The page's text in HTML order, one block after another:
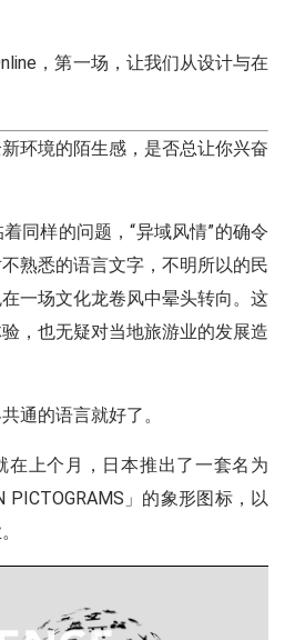
，第一场，让我们从设计与在
环境的陌生感，是否总让你兴奋
同样的问题，“异域风情”的确令
熟悉的语言文字，不明所以的民
一场文化龙卷风中晕头转向。这
，也无疑对当地旅游业的发展造
通的语言就好了。
在上个月，日本推出了一套名为
PICTOGRAMS」的象形图标，以